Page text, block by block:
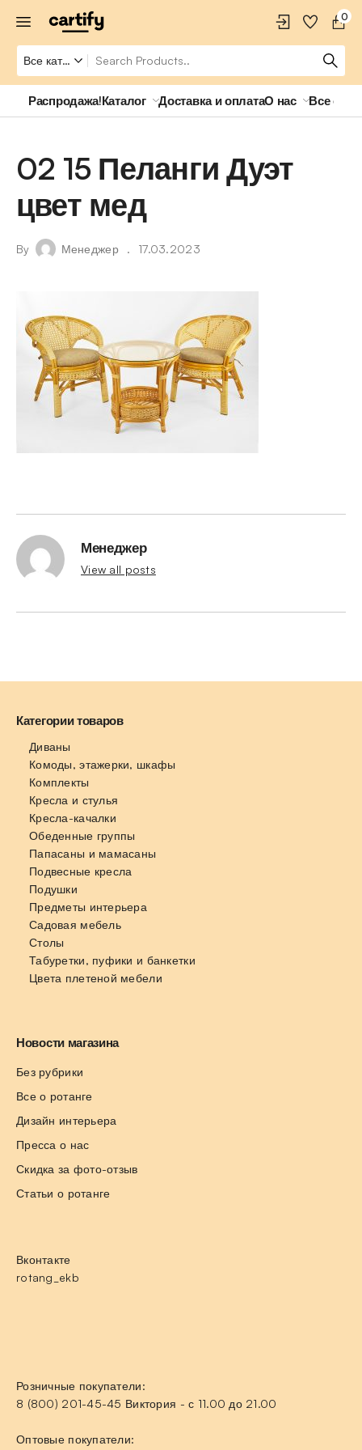
0
Распродажа!Каталог Доставка и оплатаО нас Все о
02 15 Пеланги Дуэт
цвет мед
By Менеджер 17.03.2023
Менеджер
View all posts
Категории товаров
Диваны
Комоды, этажерки, шкафы
Комплекты
Кресла и стулья
Кресла-качалки
Обеденные группы
Папасаны и мамасаны
Подвесные кресла
Подушки
Предметы интерьера
Садовая мебель
Столы
Табуретки, пуфики и банкетки
Цвета плетеной мебели
Новости магазина
Без рубрики
Все о ротанге
Дизайн интерьера
Пресса о нас
Скидка за фото-отзыв
Статьи о ротанге
Вконтакте
rotang_ekb
Розничные покупатели:
8 (800) 201-45-45 Виктория - с 11.00 до 21.00
Оптовые покупатели: